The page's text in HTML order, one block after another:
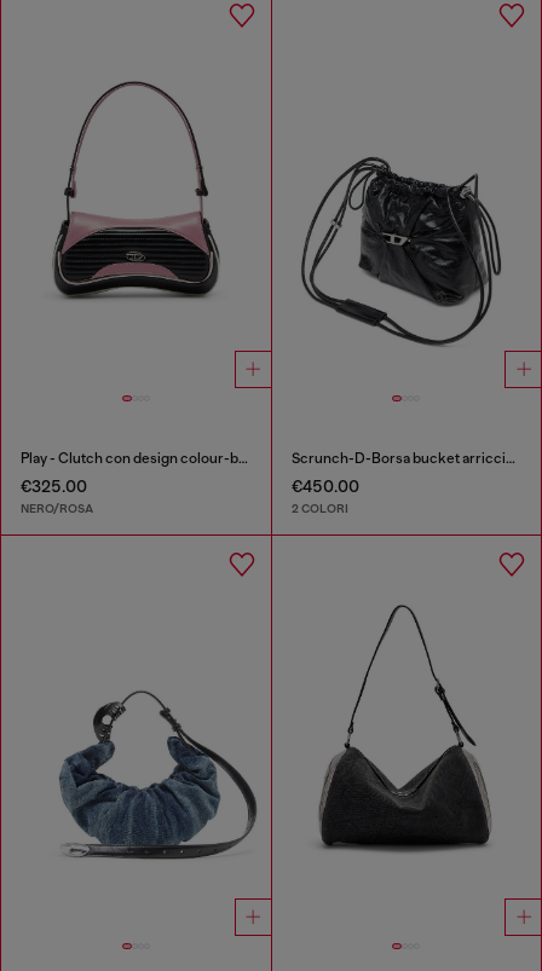
Play - Clutch con design colour-block
€325.00
NERO/ROSA
Scrunch-D-Borsa bucket arricciata in pelle lucida
€450.00
2 COLORI